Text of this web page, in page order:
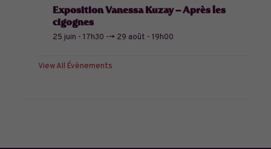
Exposition Vanessa Kuzay – Après les
cigognes
25 juin - 17h30 --> 29 août - 19h00
View All Évènements